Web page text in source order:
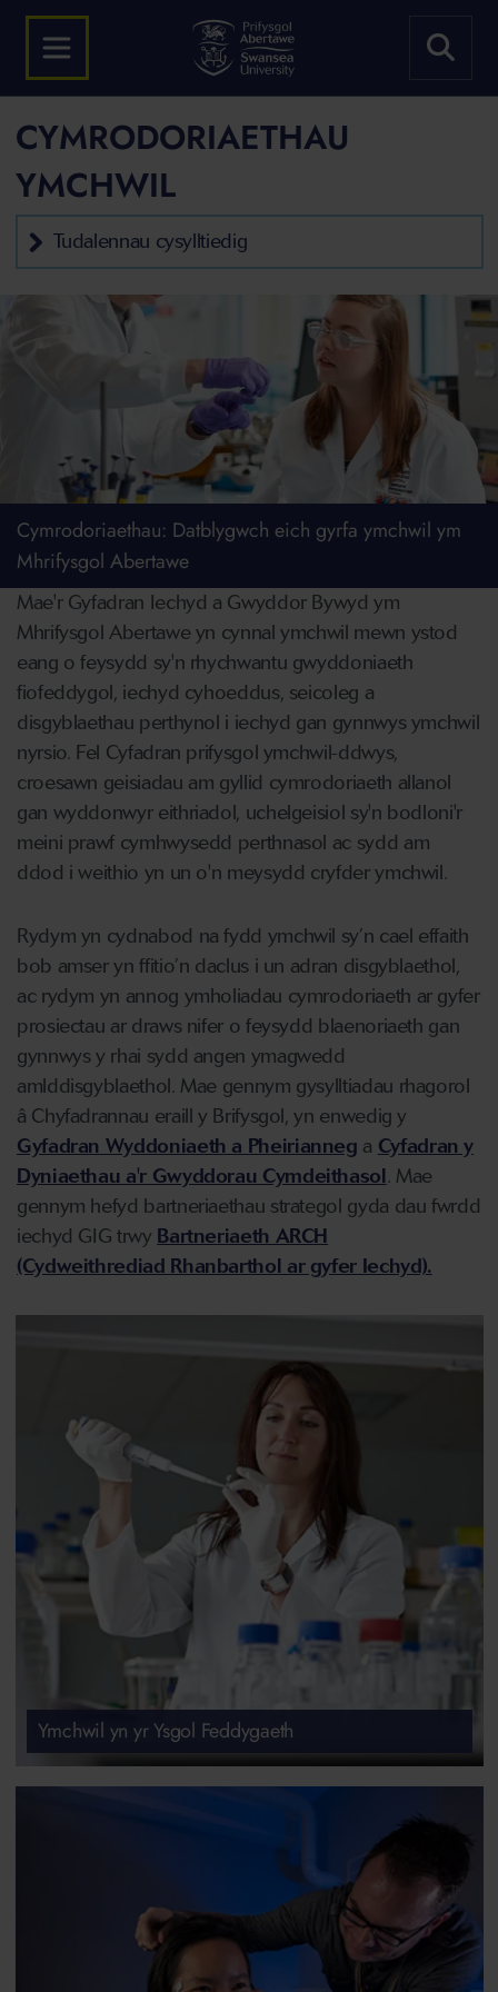
CYMRODORIAETHAU
YMCHWIL
Tudalennau cysylltiedig
Cymrodoriaethau: Datblygwch eich gyrfa ymchwil ym
Mhrifysgol Abertawe
Mae'r Gyfadran Iechyd a Gwyddor Bywyd ym
Mhrifysgol Abertawe yn cynnal ymchwil mewn ystod
eang o feysydd sy'n rhychwantu gwyddoniaeth
fiofeddygol, iechyd cyhoeddus, seicoleg a
disgyblaethau perthynol i iechyd gan gynnwys ymchwil
nyrsio. Fel Cyfadran prifysgol ymchwil-ddwys,
croesawn geisiadau am gyllid cymrodoriaeth allanol
gan wyddonwyr eithriadol, uchelgeisiol sy'n bodloni'r
meini prawf cymhwysedd perthnasol ac sydd am
ddod i weithio yn un o'n meysydd cryfder ymchwil.
Rydym yn cydnabod na fydd ymchwil sy’n cael effaith
bob amser yn ffitio’n daclus i un adran disgyblaethol,
ac rydym yn annog ymholiadau cymrodoriaeth ar gyfer
prosiectau ar draws nifer o feysydd blaenoriaeth gan
gynnwys y rhai sydd angen ymagwedd
amlddisgyblaethol. Mae gennym gysylltiadau rhagorol
â Chyfadrannau eraill y Brifysgol, yn enwedig y
Gyfadran Wyddoniaeth a Pheirianneg a Cyfadran y
Dyniaethau a'r Gwyddorau Cymdeithasol. Mae
gennym hefyd bartneriaethau strategol gyda dau fwrdd
iechyd GIG trwy Bartneriaeth ARCH
(Cydweithrediad Rhanbarthol ar gyfer Iechyd).
Ymchwil yn yr Ysgol Feddygaeth